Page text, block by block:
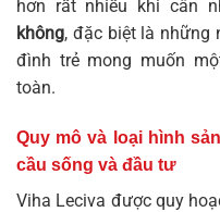
hơn rất nhiều khi cân
không, đặc biệt là những
đình trẻ mong muốn
toàn.
Quy mô và loại hình
cầu sống và đầu tư
Viha Leciva được quy